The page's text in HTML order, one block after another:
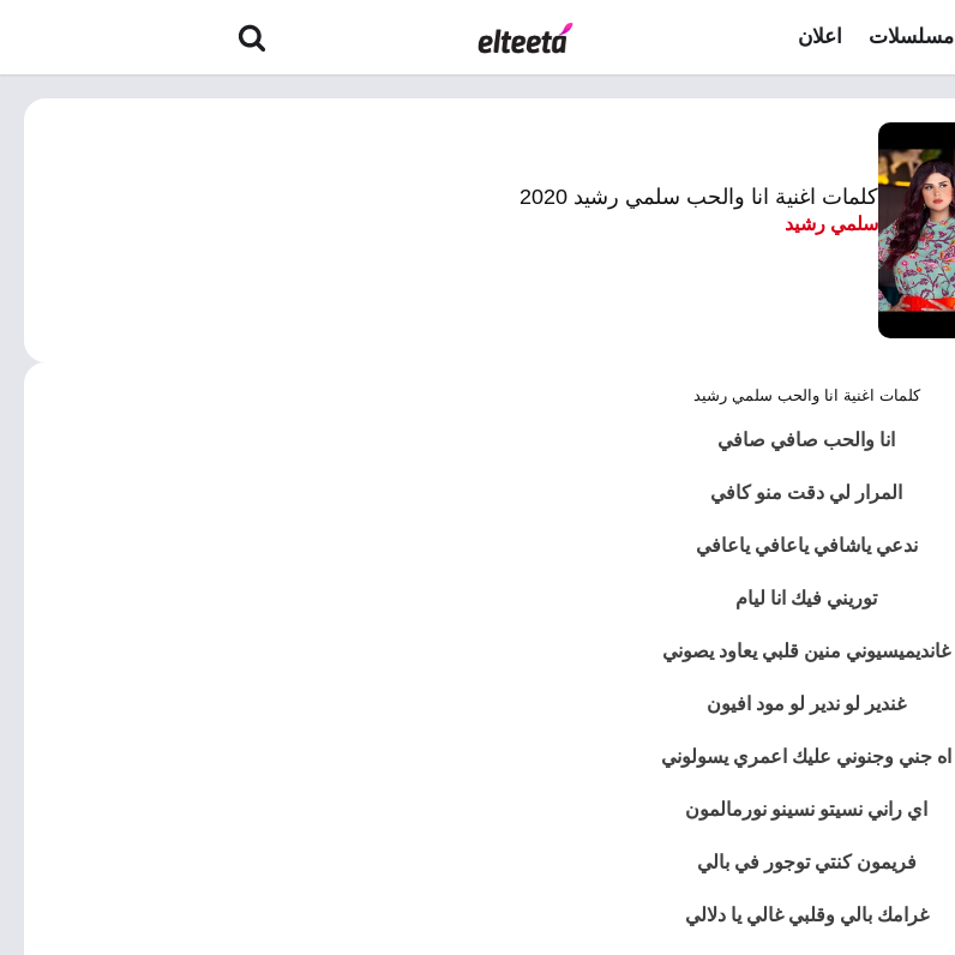
مسلسلات اعلان
كلمات اغنية انا والحب سلمي رشيد 2020
سلمي رشيد
كلمات اغنية انا والحب سلمي رشيد
انا والحب صافي صافي
المرار لي دقت منو كافي
ندعي ياشافي ياعافي ياعافي
توريني فيك انا ليام
غانديميسيوني منين قلبي يعاود يصوني
غندير لو ندير لو مود افيون
اه جني وجنوني عليك اعمري يسولوني
اي راني نسيتو نسينو نورمالمون
فريمون كنتي توجور في بالي
غرامك بالي وقلبي غالي يا دلالي